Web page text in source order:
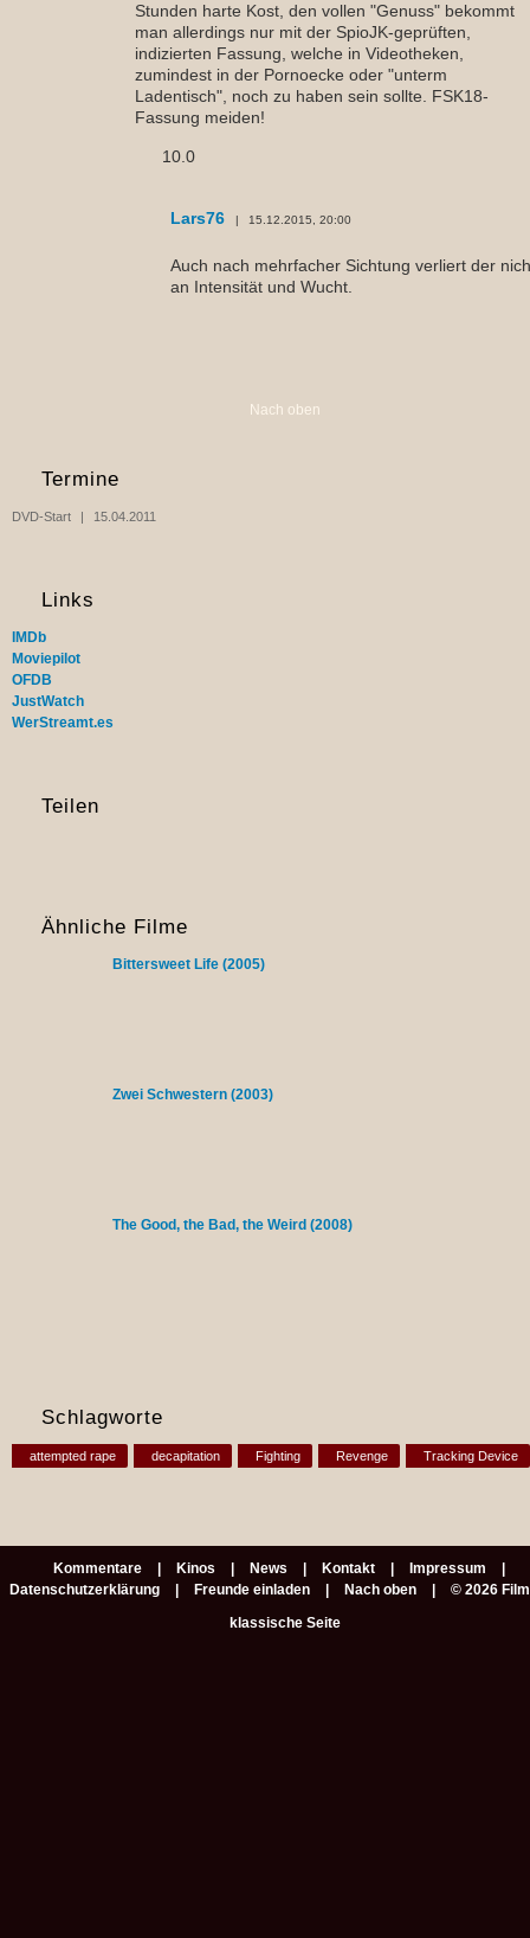
Stunden harte Kost, den vollen "Genuss" bekommt
man allerdings nur mit der SpioJK-geprüften,
indizierten Fassung, welche in Videotheken,
zumindest in der Pornoecke oder "unterm
Ladentisch", noch zu haben sein sollte. FSK18-
Fassung meiden!
10.0
Lars76 15.12.2015, 20:00
Auch nach mehrfacher Sichtung verliert der
an Intensität und Wucht.
Nach oben
Termine
DVD-Start 15.04.2011
Links
IMDb
Moviepilot
OFDB
JustWatch
WerStreamt.es
Teilen
Ähnliche Filme
Bittersweet Life (2005)
Zwei Schwestern (2003)
The Good, the Bad, the Weird (2008)
Schlagworte
attempted rape decapitation Fighting Revenge Tracking Device
Kommentare Kinos News Kontakt
Impressum
Datenschutzerklärung
Freunde einladen Nach oben
© 2026
klassische Seite